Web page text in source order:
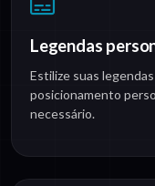
Legendas
Estilize suas
posicionamento
necessário.